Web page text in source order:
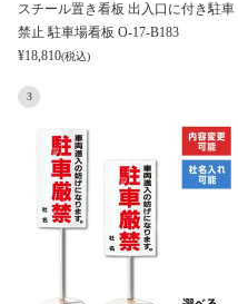
スチール置き看板 出入口に付き駐車
禁止 駐車場看板 O-17-B183
¥18,810(税込)
3